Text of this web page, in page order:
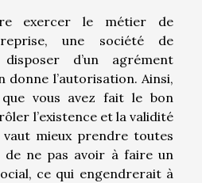
exercer le métier de
une société de
d’un agrément
l’autorisation. Ainsi,
vous avez fait le bon
l’existence et la validité
mieux prendre toutes
de ne pas avoir à faire un
ce qui engendrerait à